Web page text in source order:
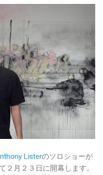
Listerのソロショーが
２月２３日に開幕します。